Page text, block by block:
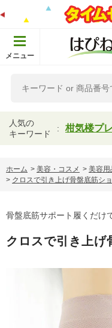
メニュー
人気の
キーワード
柑気楼プ
ホーム > 美容・コスメ > 美容用
> クロスで引き上げ骨盤底筋シ
骨盤底筋サポート履くだけ
クロスで引き上げ